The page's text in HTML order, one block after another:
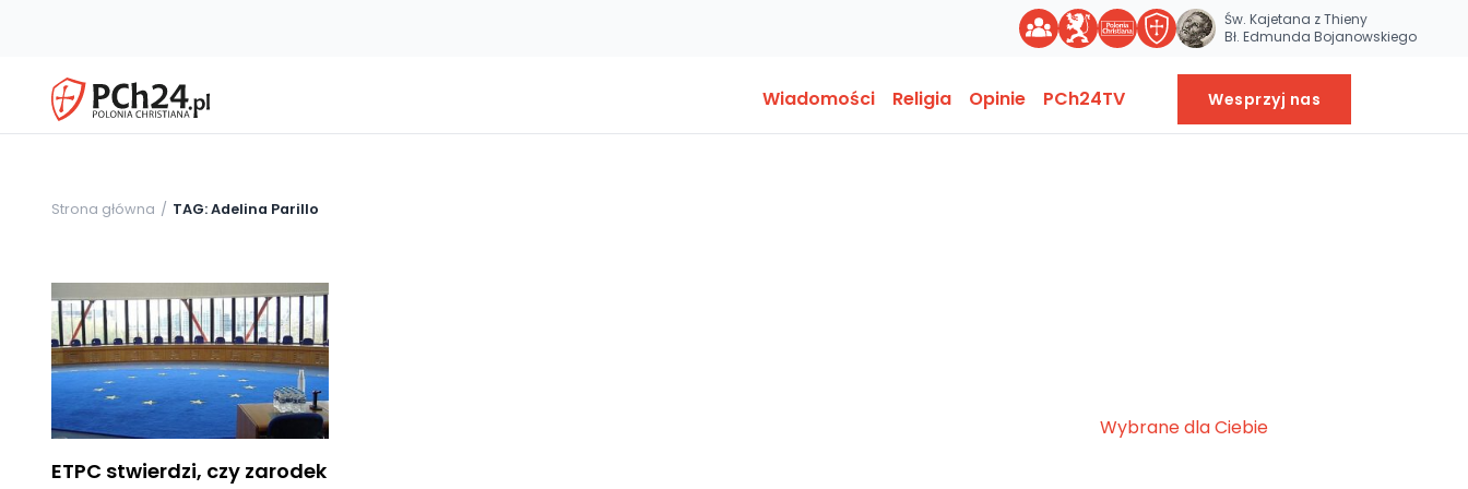
Św. Kajetana z Thieny
Bł. Edmunda Bojanowskiego
Wiadomości Religia Opinie PCh24TV Wesprzyj nas
Strona główna TAG: Adelina Parillo
ETPC stwierdzi, czy zarodek
Wybrane dla Ciebie